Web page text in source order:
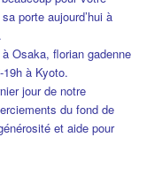
porte aujourd’hui à
Osaka, florian gadenne
à Kyoto.
jour de notre
du fond de
et aide pour